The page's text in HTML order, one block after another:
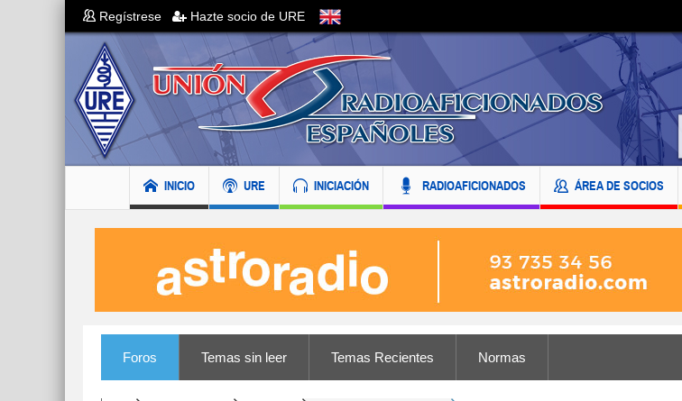
Regístrese Hazte socio de URE
INICIO URE INICIACIÓN RADIOAFICIONADOS ÁREA DE SOCIOS
Foros Temas sin leer Temas Recientes Normas